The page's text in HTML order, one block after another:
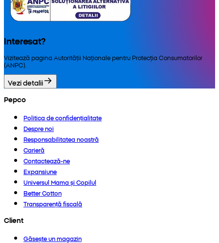
Interesat?
Vizitează pagina Autorității Naționale pentru Protecția Consumatorilor
(ANPC).
Vezi detalii
Pepco
Politica de confidențialitate
Despre noi
Responsabilitatea noastră
Carieră
Contactează-ne
Expansiune
Universul Mama și Copilul
Better Cotton
Transparență fiscală
Client
Găsește un magazin